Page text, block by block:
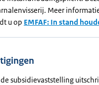
Meer
u op EMFAF: In stand
subsidievaststelling